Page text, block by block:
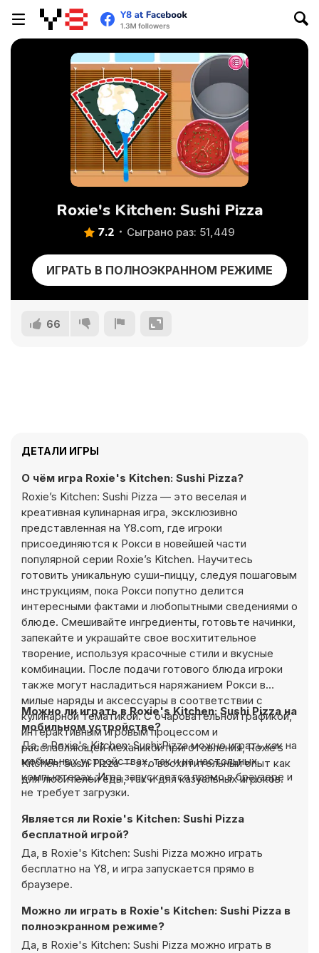
Roxie's Kitchen: Sushi Pizza
7.2 Сыграно раз: 51,449
ИГРАТЬ В ПОЛНОЭКРАННОМ РЕЖИМЕ
66
ДЕТАЛИ ИГРЫ
О чём игра Roxie's Kitchen: Sushi Pizza?
Roxie’s Kitchen: Sushi Pizza — это веселая и
креативная кулинарная игра, эксклюзивно
представленная на Y8.com, где игроки
присоединяются к Рокси в новейшей части
популярной серии Roxie’s Kitchen. Научитесь
готовить уникальную суши-пиццу, следуя пошаговым
инструкциям, пока Рокси попутно делится
интересными фактами и любопытными сведениями о
блюде. Смешивайте ингредиенты, готовьте начинки,
запекайте и украшайте свое восхитительное
творение, используя красочные стили и вкусные
комбинации. После подачи готового блюда игроки
также могут насладиться наряжанием Рокси в
милые наряды и аксессуары в соответствии с
кулинарной тематикой. С очаровательной графикой,
интерактивным игровым процессом и
расслабляющей механикой приготовления, Roxie’s
Kitchen: Sushi Pizza — это восхитительный опыт как
для любителей еды, так и для казуальных игроков.
Можно ли играть в Roxie's Kitchen: Sushi Pizza на
мобильном устройстве?
Да, в Roxie's Kitchen: Sushi Pizza можно играть как на
мобильных устройствах, так и на настольных
компьютерах. Игра запускается прямо в браузере и
не требует загрузки.
Является ли Roxie's Kitchen: Sushi Pizza
бесплатной игрой?
Да, в Roxie's Kitchen: Sushi Pizza можно играть
бесплатно на Y8, и игра запускается прямо в
браузере.
Можно ли играть в Roxie's Kitchen: Sushi Pizza в
полноэкранном режиме?
Да, в Roxie's Kitchen: Sushi Pizza можно играть в